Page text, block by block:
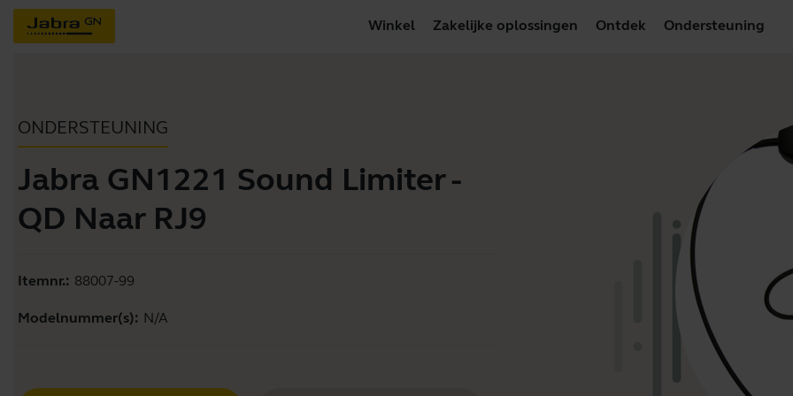
Winkel Zakelijke oplossingen Ontdek Ondersteuning
ONDERSTEUNING
Jabra GN1221 Sound Limiter -
QD Naar RJ9
Itemnr.: 88007-99
Modelnummer(s): N/A